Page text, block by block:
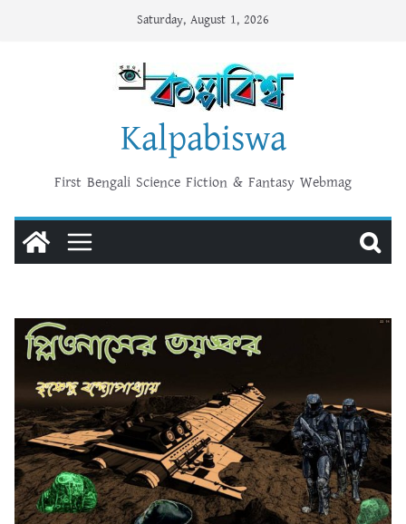
Saturday, August 1, 2026
Kalpabiswa
First Bengali Science Fiction & Fantasy Webmag